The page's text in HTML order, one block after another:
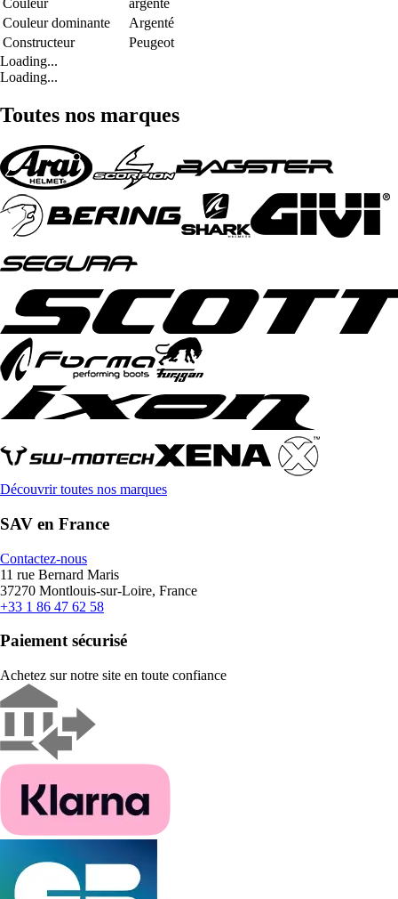
Couleur
argenté
Couleur dominante
Argenté
Constructeur
Peugeot
Loading...
Loading...
Toutes nos marques
Découvrir toutes nos marques
SAV en France
Contactez-nous
11 rue Bernard Maris
37270 Montlouis-sur-Loire, France
+33 1 86 47 62 58
Paiement sécurisé
Achetez sur notre site en toute confiance